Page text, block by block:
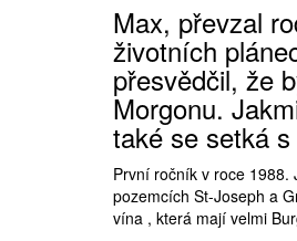
Max, převzal
životních
přesvědčil, že
Morgonu.
také se setká
První ročník v roce 1988.
pozemcích St-Joseph a
vína , která mají velmi